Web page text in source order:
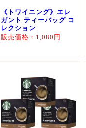
《トワイニング》エレ
ガント ティーバッグ コ
レクション
販売価格：1,080円